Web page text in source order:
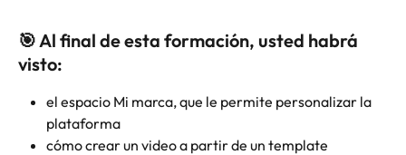
🎯 Al final de esta formación, usted habrá
visto:
el espacio Mi marca, que le permite personalizar la
plataforma
cómo crear un video a partir de un template